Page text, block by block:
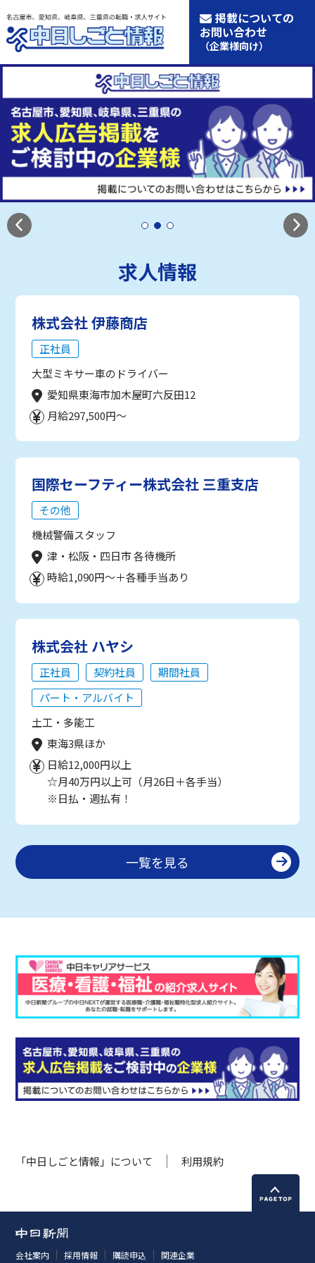
掲載についての
お問い合わせ
（企業様向け）
求人情報
株式会社 伊藤商店
正社員
大型ミキサー車のドライバー
愛知県東海市加木屋町六反田12
月給297,500円～
国際セーフティー株式会社 三重支店
その他
機械警備スタッフ
津・松阪・四日市 各待機所
時給1,090円～＋各種手当あり
株式会社 ハヤシ
正社員 契約社員
期間社員
パート・アルバイト
土工・多能工
東海3県ほか
日給12,000円以上
☆月40万円以上可（月26日＋各手当）
※日払・週払有！
一覧を見る
「中日しごと情報」について 利用規約
会社案内 採用情報 購読申込 関連企業